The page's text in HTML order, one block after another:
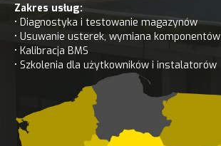
Zakres usług:
• Diagnostyka i testowanie magazynów
• Usuwanie usterek, wymiana komponentów
• Kalibracja BMS
• Szkolenia dla użytkowników i instalatorów